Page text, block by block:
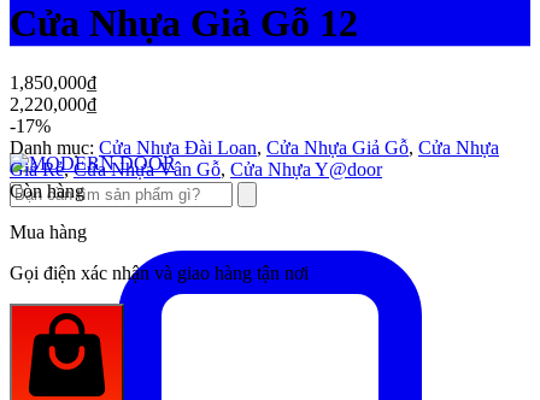
Cửa Nhựa Giả Gỗ 12
1,850,000₫
2,220,000₫
-17%
Danh mục: Cửa Nhựa Đài Loan, Cửa Nhựa Giả Gỗ, Cửa Nhựa
Giá Rẻ,Cửa Nhựa Vân Gỗ, Cửa Nhựa Y@door
Còn hàng
Mua hàng
Gọi điện xác nhận và giao hàng tận nơi